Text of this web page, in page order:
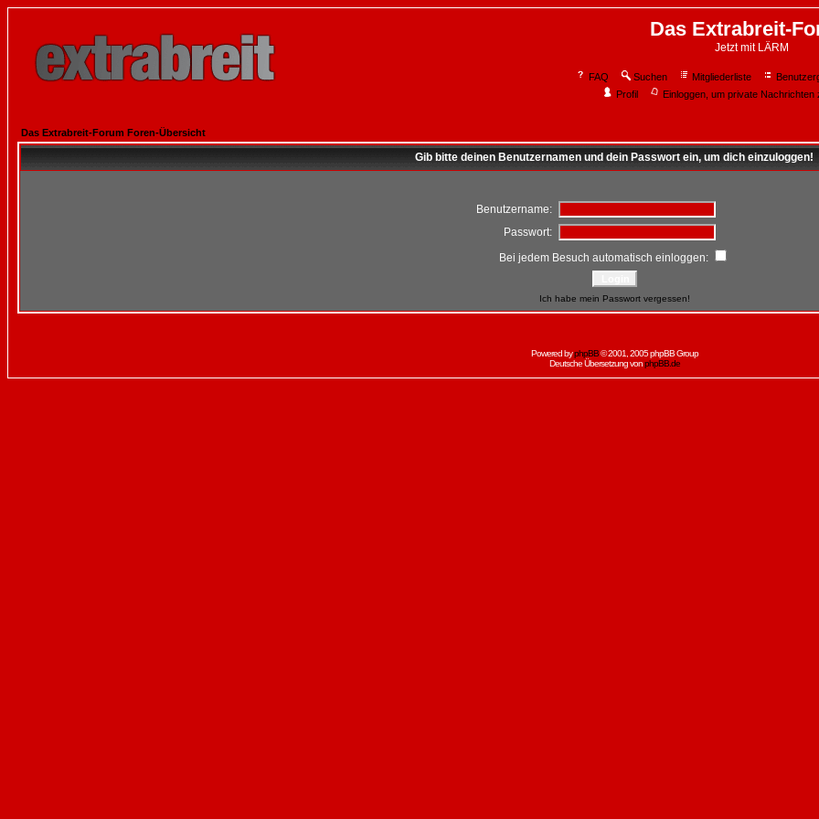
Das Extrabreit-
Jetzt mit LÄRM
FAQ Suchen Mitgliederliste
Profil
Einloggen, um private Nachrichten
Das Extrabreit-Forum Foren-Übersicht
Gib bitte deinen Benutzernamen und dein Passwort ein, um dich einzuloggen!
Benutzername:
Passwort:
Bei jedem Besuch automatisch einloggen:
Ich habe mein Passwort vergessen!
Powered byphpBB© 2001, 2005 phpBB Group
Deutsche Übersetzung vonphpBB.de